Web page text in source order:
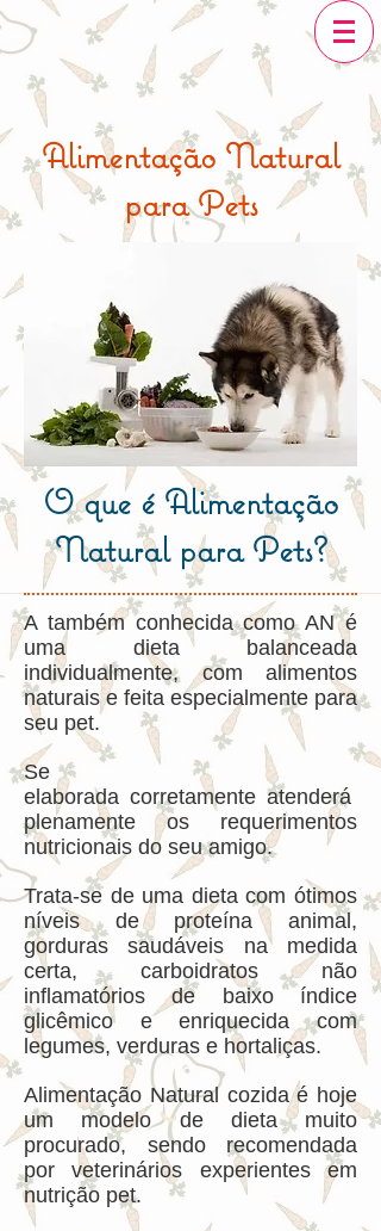
Alimentação Natural
para Pets
O que é Alimentação
Natural para Pets?
A também conhecida como AN é
uma dieta balanceada
individualmente, com alimentos
naturais e feita especialmente para
seu pet.
Se
elaborada corretamente atenderá
plenamente os requerimentos
nutricionais do seu amigo.
Trata-se de uma dieta com ótimos
níveis de proteína animal,
gorduras saudáveis na medida
certa, carboidratos não
inflamatórios de baixo índice
glicêmico e enriquecida com
legumes, verduras e hortaliças.
Alimentação Natural cozida é hoje
um modelo de dieta muito
procurado, sendo recomendada
por veterinários experientes em
nutrição pet.